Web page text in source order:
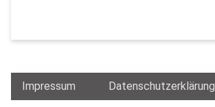
Impressum Datenschutzerklärung